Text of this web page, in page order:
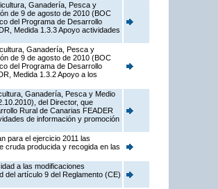
Ganadería, Pesca y
de 9 de agosto de 2010 (BOC
del Programa de Desarrollo
Medida 1.3.3 Apoyo actividades
Ganadería, Pesca y
de 9 de agosto de 2010 (BOC
del Programa de Desarrollo
Medida 1.3.2 Apoyo a los
Ganadería, Pesca y Medio
del Director, que
Rural de Canarias FEADER
de información y promoción
para el ejercicio 2011 las
cruda producida y recogida en las
a las modificaciones
del artículo 9 del Reglamento (CE)